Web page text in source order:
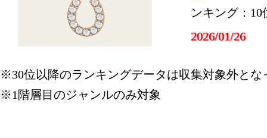
ンキング：10
2026/01/26
ンキング：17
※30位以降のランキングデータは収集対象外とな
※1階層目のジャンルのみ対象